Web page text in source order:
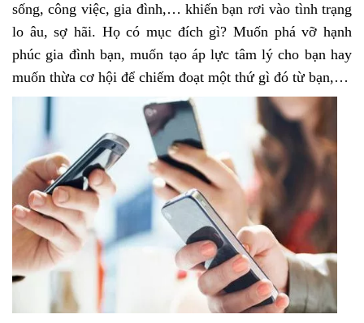
sống, công việc, gia đình,… khiến bạn rơi vào tình trạng
lo âu, sợ hãi. Họ có mục đích gì? Muốn phá vỡ hạnh
phúc gia đình bạn, muốn tạo áp lực tâm lý cho bạn hay
muốn thừa cơ hội để chiếm đoạt một thứ gì đó từ bạn,…